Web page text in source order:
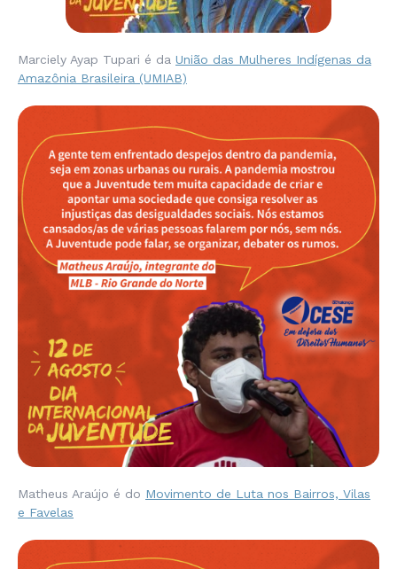
Marciely Ayap Tupari é da União das Mulheres Indígenas da
Amazônia Brasileira (UMIAB)
Matheus Araújo é do Movimento de Luta nos Bairros, Vilas
e Favelas